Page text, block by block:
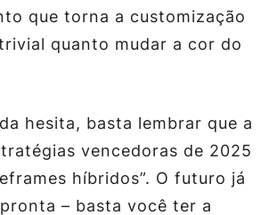
que torna a customização
quanto mudar a cor do
hesita, basta lembrar que a
vencedoras de 2025
híbridos”. O futuro já
– basta você ter a